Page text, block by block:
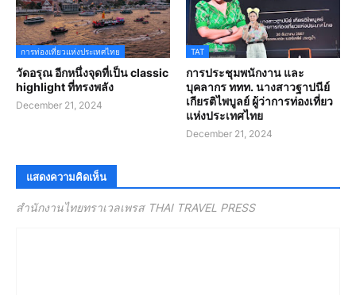
การท่องเที่ยวแห่งประเทศไทย
วัดอรุณ อีกหนึ่งจุดที่เป็น classic
highlight ที่ทรงพลัง
December 21, 2024
TAT
การประชุมพนักงาน และ
บุคลากร ททท. นางสาวฐาปนีย์
เกียรติไพบูลย์ ผู้ว่าการท่องเที่ยว
แห่งประเทศไทย
December 21, 2024
แสดงความคิดเห็น
สำนักงานไทยทราเวลเพรส THAI TRAVEL PRESS